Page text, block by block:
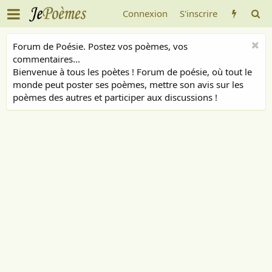
Connexion S'inscrire
Forum de Poésie. Postez vos poèmes, vos
commentaires...
Bienvenue à tous les poètes ! Forum de poésie, où tout le
monde peut poster ses poèmes, mettre son avis sur les
poèmes des autres et participer aux discussions !